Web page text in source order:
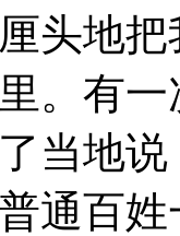
头地
。有
当地
通百